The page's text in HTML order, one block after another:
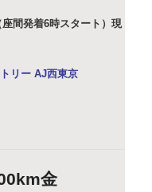
間発着6時スタート）現
リー AJ西東京
金